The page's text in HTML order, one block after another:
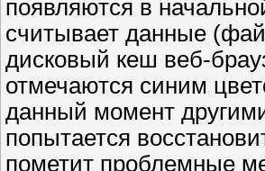
появляются в
считывает данные
дисковый кеш веб-
отмечаются синим
данный момент
попытается
пометит проблемные